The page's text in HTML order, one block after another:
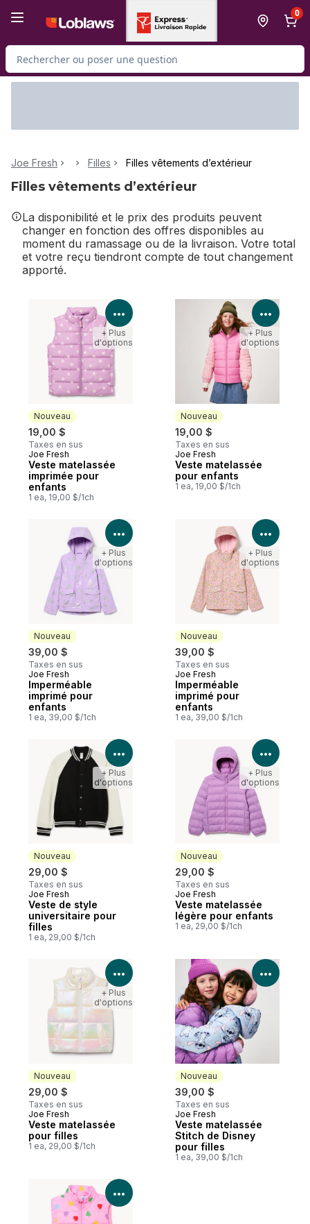
0
Rechercher des produits
Joe Fresh Filles Filles vêtements d’extérieur
Filles vêtements d’extérieur
La disponibilité et le prix des produits peuvent
changer en fonction des offres disponibles au
moment du ramassage ou de la livraison. Votre total
et votre reçu tiendront compte de tout changement
apporté.
Nouveau
19,00 $
Taxes en sus
Nouveau
Joe Fresh
Veste matelassée
imprimée pour
enfants
1 ea, 19,00 $/1ch
Voir les détails du produit
+ Plus
d'options
Nouveau
19,00 $
Taxes en sus
Nouveau
Joe Fresh
Veste matelassée
pour enfants
1 ea, 19,00 $/1ch
Voir
+ Plus
d'options
Nouveau
39,00 $
Taxes en sus
Nouveau
Joe Fresh
Imperméable
imprimé pour
enfants
1 ea, 39,00 $/1ch
Voir les détails du produit
+ Plus
d'options
Nouveau
39,00 $
Taxes en sus
Nouveau
Joe Fresh
Imperméable
imprimé pour
enfants
1 ea, 39,00 $/1ch
Voir
+ Plus
d'options
Nouveau
29,00 $
Taxes en sus
Nouveau
Joe Fresh
Veste de style
universitaire pour
filles
1 ea, 29,00 $/1ch
Voir les détails du produit
+ Plus
d'options
Nouveau
29,00 $
Taxes en sus
Nouveau
Joe Fresh
Veste matelassée
légère pour enfants
1 ea, 29,00 $/1ch
Voir
+ Plus
d'options
Nouveau
29,00 $
Taxes en sus
Nouveau
Joe Fresh
Veste matelassée
pour filles
1 ea, 29,00 $/1ch
Voir les détails du produit
+ Plus
d'options
Nouveau
39,00 $
Taxes en sus
Nouveau
Joe Fresh
Veste matelassée
Stitch de Disney
pour filles
1 ea, 39,00 $/1ch
Voir
Voir les détails du produit